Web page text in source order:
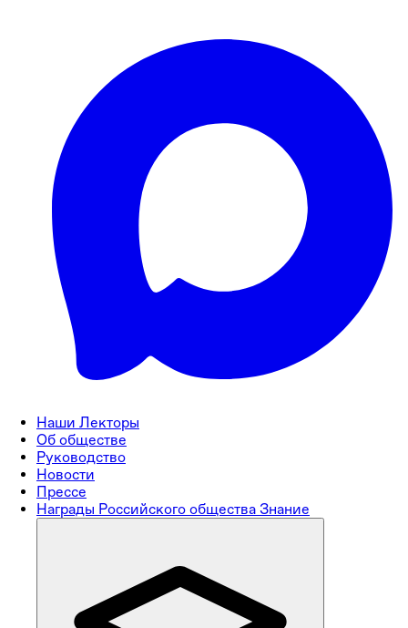
Наши Лекторы
Об обществе
Руководство
Новости
Прессе
Награды Российского общества Знание